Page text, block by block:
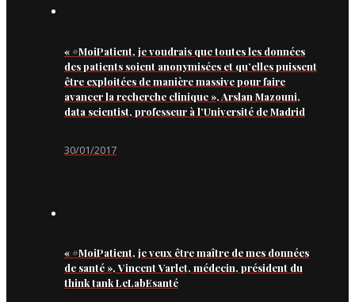
« #MoiPatient, je voudrais que toutes les données
des patients soient anonymisées et qu’elles puissent
être exploitées de manière massive pour faire
avancer la recherche clinique », Arslan Mazouni,
data scientist, professeur à l’Université de Madrid
30/01/2017
« #MoiPatient, je veux être maître de mes données
de santé », Vincent Varlet, médecin, président du
think tank LeLabEsanté